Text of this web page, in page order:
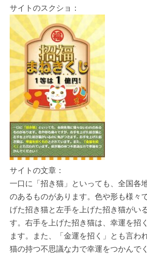
サイトのスクショ：
サイトの文章：
一口に「招き猫」といっても、全国各
のあるものがあります。色や形も様々
げた招き猫と左手を上げた招き猫がい
す。右手を上げた招き猫は、幸運を招
ます。また、「金運を招く」とも言わ
猫の持つ不思議な力で幸運をつかんで